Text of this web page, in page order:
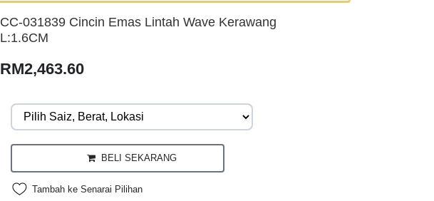
CC-031839 Cincin Emas Lintah Wave Kerawang
L:1.6CM
RM2,463.60
BELI SEKARANG
Tambah ke Senarai Pilihan